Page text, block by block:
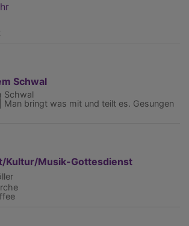
Schwal
Schwal
Man bringt was mit und teilt es. Gesungen
Kultur/Musik-Gottesdienst